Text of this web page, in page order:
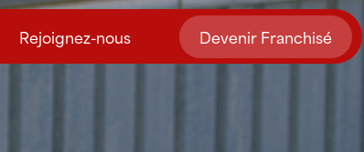
Rejoignez-nous Devenir Franchisé